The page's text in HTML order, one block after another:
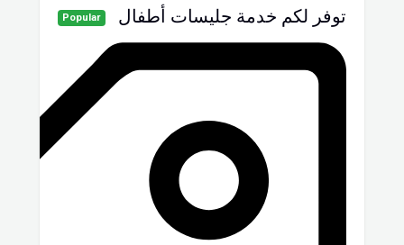
توفر لكم خدمة جليسات أطفال Popular